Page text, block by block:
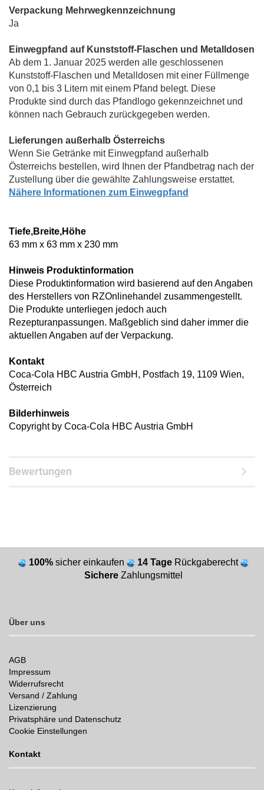
Verpackung Mehrwegkennzeichnung
Ja
Einwegpfand auf Kunststoff-Flaschen und Metalldosen
Ab dem 1. Januar 2025 werden alle geschlossenen
Kunststoff-Flaschen und Metalldosen mit einer Füllmenge
von 0,1 bis 3 Litern mit einem Pfand belegt. Diese
Produkte sind durch das Pfandlogo gekennzeichnet und
können nach Gebrauch zurückgegeben werden.
Lieferungen außerhalb Österreichs
Wenn Sie Getränke mit Einwegpfand außerhalb
Österreichs bestellen, wird Ihnen der Pfandbetrag nach der
Zustellung über die gewählte Zahlungsweise erstattet.
Nähere Informationen zum Einwegpfand
Tiefe,Breite,Höhe
63 mm x 63 mm x 230 mm
Hinweis Produktinformation
Diese Produktinformation wird basierend auf den Angaben
des Herstellers von RZOnlinehandel zusammengestellt.
Die Produkte unterliegen jedoch auch
Rezepturanpassungen. Maßgeblich sind daher immer die
aktuellen Angaben auf der Verpackung.
Kontakt
Coca-Cola HBC Austria GmbH, Postfach 19, 1109 Wien,
Österreich
Bilderhinweis
Copyright by Coca-Cola HBC Austria GmbH
Bewertungen
100% sicher einkaufen 14 Tage Rückgaberecht
Sichere Zahlungsmittel
Über uns
AGB
Impressum
Widerrufsrecht
Versand / Zahlung
Lizenzierung
Privatsphäre und Datenschutz
Cookie Einstellungen
Kontakt